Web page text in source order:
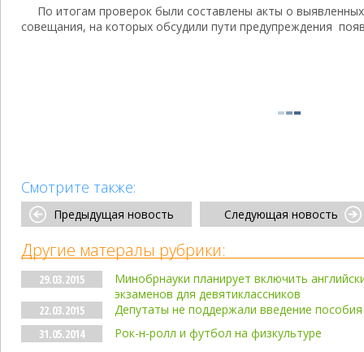
По итогам проверок были составлены акты о
совещания, на которых обсудили пути предупреждения
Смотрите также:
Предыдущая новость Следующая новость
Другие матералы рубрики:
29.03.2015
Минобрнауки планирует включить
экзаменов для девятиклассников
22.03.2015
Депутаты не поддержали введение
31.05.2014
Рок-н-ролл и футбол на физкультуре